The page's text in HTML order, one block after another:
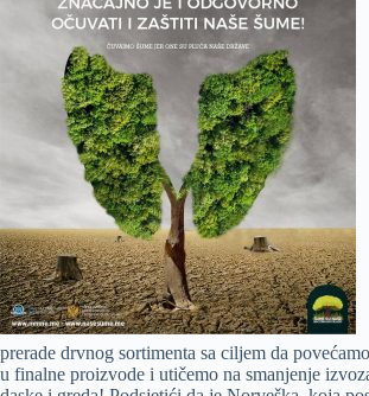
prerade drvnog sortimenta sa ciljem da
u finalne proizvode i utičemo na smanjenje